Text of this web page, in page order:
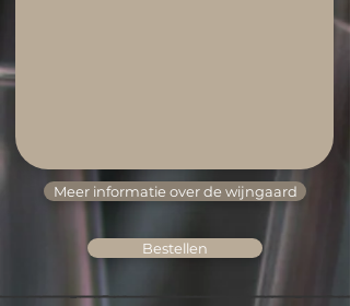
Meer informatie over de wijngaard
Bestellen